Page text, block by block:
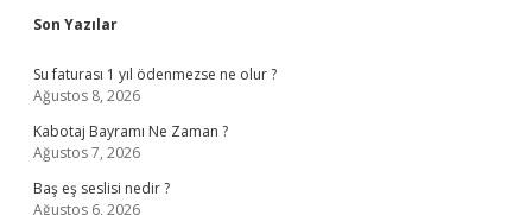
Sidebar
Son Yazılar
Su faturası 1 yıl ödenmezse ne olur ?
Ağustos 8, 2026
Kabotaj Bayramı Ne Zaman ?
Ağustos 7, 2026
Baş eş seslisi nedir ?
Ağustos 6, 2026